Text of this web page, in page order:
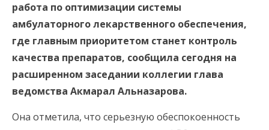
работа по оптимизации системы
амбулаторного лекарственного обеспечения,
где главным приоритетом станет контроль
качества препаратов, сообщила сегодня на
расширенном заседании коллегии глава
ведомства Акмарал Альназарова.
Она отметила, что серьезную обеспокоенность